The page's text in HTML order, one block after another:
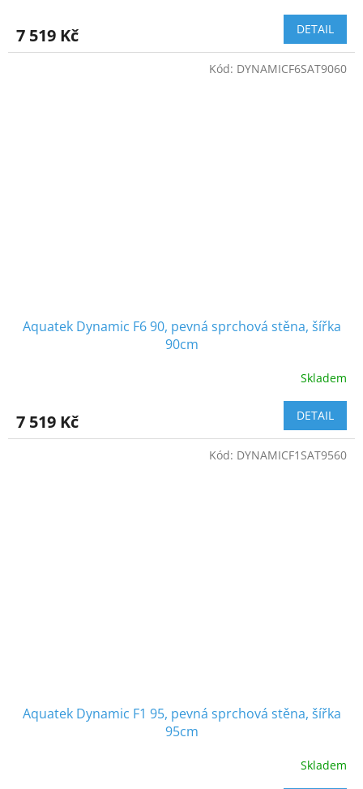
7 519 Kč DETAIL
Aquatek Dynamic F6 90, pevná sprchová stěna, šířka
90cm
Skladem
7 519 Kč DETAIL
Kód: DYNAMICF6SAT9060
Aquatek Dynamic F1 95, pevná sprchová stěna, šířka
95cm
Skladem
Kód: DYNAMICF1SAT9560